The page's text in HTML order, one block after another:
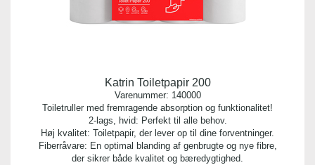
Katrin Toiletpapir 200
Varenummer: 140000
Toiletruller med fremragende absorption og funktionalitet!
2-lags, hvid: Perfekt til alle behov.
Høj kvalitet: Toiletpapir, der lever op til dine forventninger.
Fiberråvare: En optimal blanding af genbrugte og nye fibre,
der sikrer både kvalitet og bæredygtighed.